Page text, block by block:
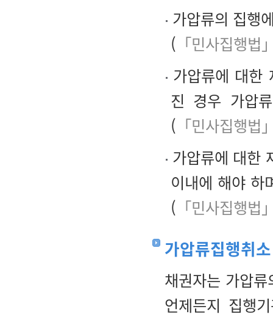
가압류의 집행
( 「민사집행법
가압류에 대한
진 경우 가압
( 「민사집행법
가압류에 대한
이내에 해야 하
( 「민사집행법
가압류집행취소
채권자는 가압
언제든지 집행